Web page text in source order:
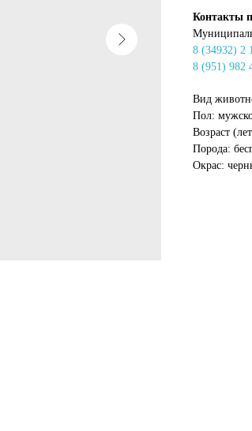
Контакты
8 (34932) 2
8 (951) 982
Вид
Пол:
Возраст
Порода:
Окрас: